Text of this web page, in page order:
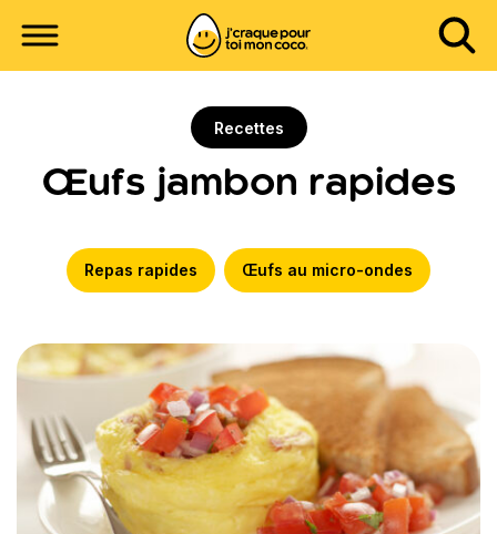
Recettes
Œufs jambon rapides
Repas rapides Œufs au micro-ondes